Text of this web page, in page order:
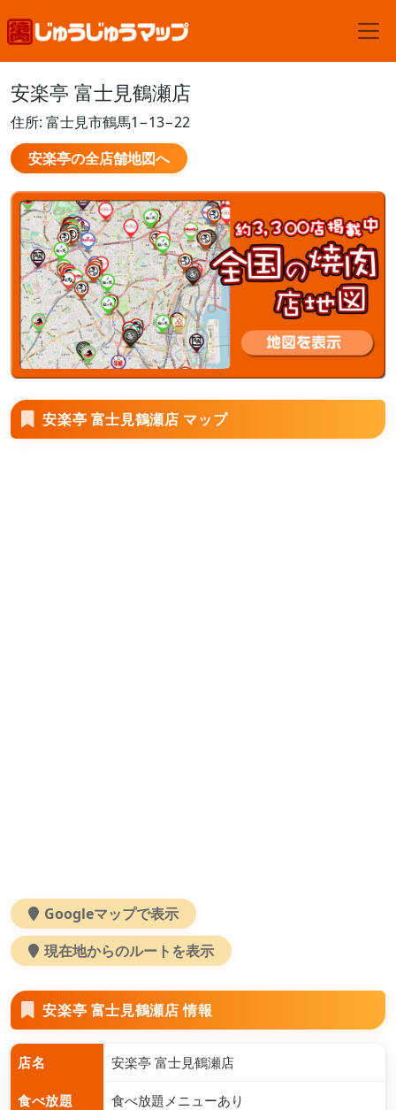
安楽亭 富士見鶴瀬店
住所: 富士見市鶴馬1−13−22
安楽亭の全店舗地図へ
安楽亭 富士見鶴瀬店 マップ
Googleマップで表示
現在地からのルートを表示
安楽亭 富士見鶴瀬店 情報
店名 安楽亭 富士見鶴瀬店
食べ放題 食べ放題メニューあり